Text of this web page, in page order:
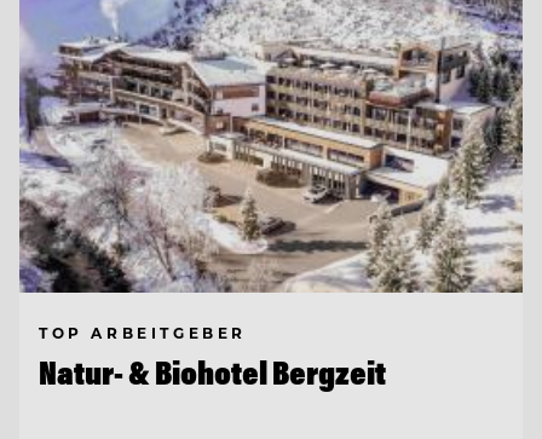
TOP ARBEITGEBER
Natur- & Biohotel Bergzeit